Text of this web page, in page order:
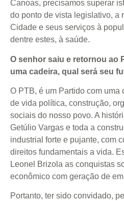
Canoas, precisamos superar
do ponto de vista legislativo, a
Cidade e seus serviços à
dentre estes, à saúde.
O senhor saiu e retornou ao
uma cadeira, qual será seu
O PTB, é um Partido com
de vida política, construção,
sociais do nosso povo. A
Getúlio Vargas e toda a
industrial forte e pujante, com
direitos fundamentais a vida.
Leonel Brizola as conquistas
econômico com geração de
Portanto, ter sido convidado,